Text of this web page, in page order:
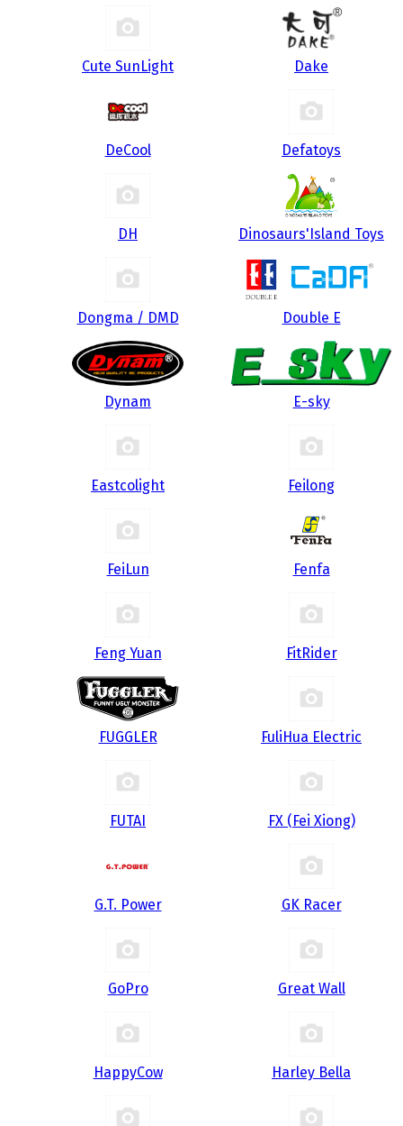
Cute SunLight Dake
DeCool Defatoys
DH Dinosaurs'Island Toys
Dongma / DMD Double E
Dynam E-sky
Eastcolight Feilong
FeiLun Fenfa
Feng Yuan FitRider
FUGGLER FuliHua Electric
FUTAI FX (Fei Xiong)
G.T. Power GK Racer
GoPro Great Wall
HappyCow Harley Bella